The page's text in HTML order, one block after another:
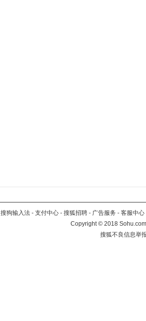
搜狗输入法 - 支付中心 - 搜狐招聘 - 广告服务 - 客服中心
Copyright©2018
搜狐不良信息举